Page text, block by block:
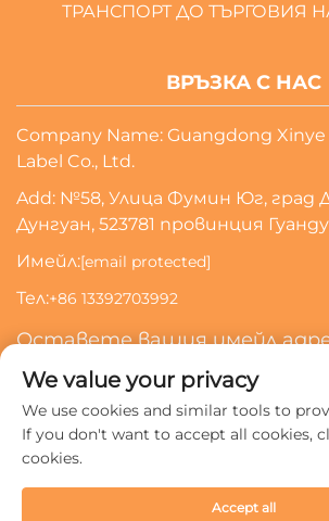
ТРАНСПОРТ ДО ТЪРГОВИЯ
ВРЪЗКА С НАС
Company Name: Guangdong
Label Co., Ltd.
Add: №58, Улица Фумин Юг, град
Дунгуан, 523781 провинция
Имейл:[email protected]
Тел:+86 13392703992
Оставете вашия имейл
се свържем с вас
Политика за
We value your privacy
We use cookies and similar tools to
If you don't want to accept all cookies,
cookies.
Accept all